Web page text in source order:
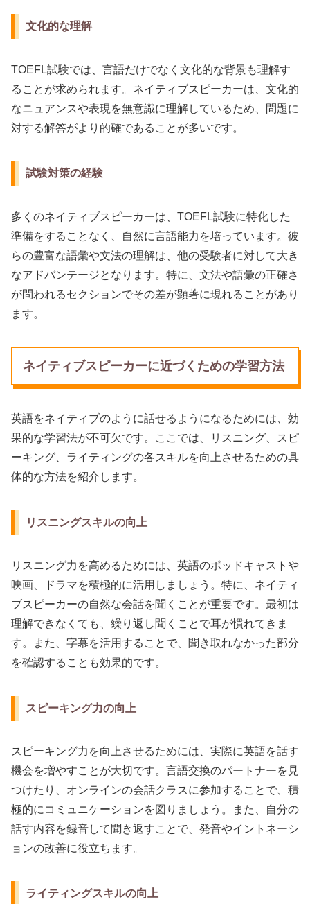
文化的な理解
TOEFL試験では、言語だけでなく文化的な背景も理解す
ることが求められます。ネイティブスピーカーは、文化的
なニュアンスや表現を無意識に理解しているため、問題に
対する解答がより的確であることが多いです。
試験対策の経験
多くのネイティブスピーカーは、TOEFL試験に特化した
準備をすることなく、自然に言語能力を培っています。彼
らの豊富な語彙や文法の理解は、他の受験者に対して大き
なアドバンテージとなります。特に、文法や語彙の正確さ
が問われるセクションでその差が顕著に現れることがあり
ます。
ネイティブスピーカーに近づくための学習方法
英語をネイティブのように話せるようになるためには、効
果的な学習法が不可欠です。ここでは、リスニング、スピ
ーキング、ライティングの各スキルを向上させるための具
体的な方法を紹介します。
リスニングスキルの向上
リスニング力を高めるためには、英語のポッドキャストや
映画、ドラマを積極的に活用しましょう。特に、ネイティ
ブスピーカーの自然な会話を聞くことが重要です。最初は
理解できなくても、繰り返し聞くことで耳が慣れてきま
す。また、字幕を活用することで、聞き取れなかった部分
を確認することも効果的です。
スピーキング力の向上
スピーキング力を向上させるためには、実際に英語を話す
機会を増やすことが大切です。言語交換のパートナーを見
つけたり、オンラインの会話クラスに参加することで、積
極的にコミュニケーションを図りましょう。また、自分の
話す内容を録音して聞き返すことで、発音やイントネーシ
ョンの改善に役立ちます。
ライティングスキルの向上